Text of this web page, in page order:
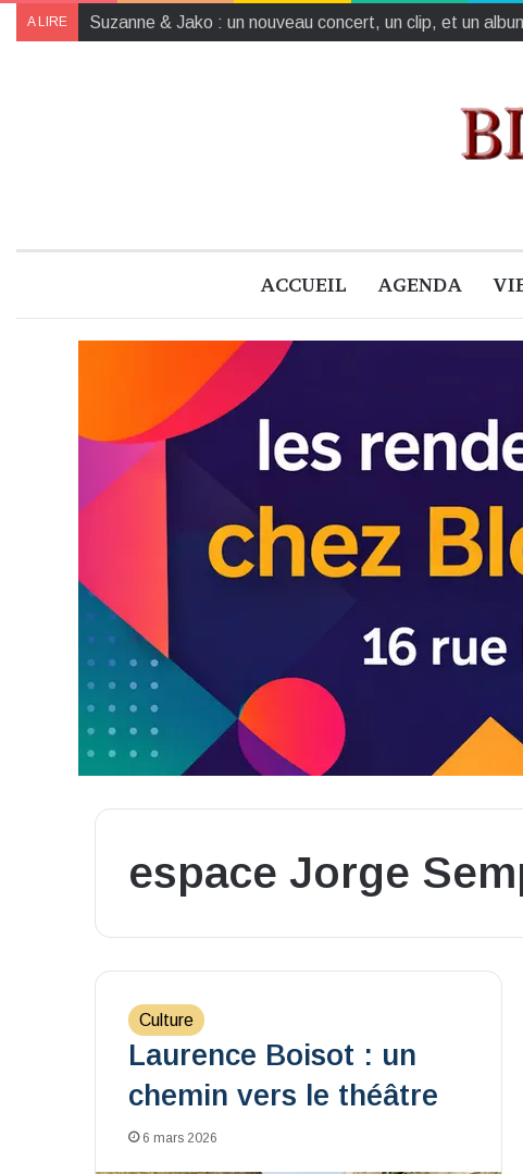
A LIRE [Municipales] La majorité sortante clôt sa campagne par
ACCUEIL AGENDA
espace Jorge
Culture
Laurence Boisot : un
chemin vers le théâtre
6 mars 2026